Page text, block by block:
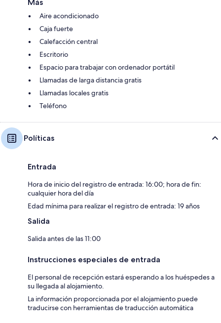
Más
Aire acondicionado
Caja fuerte
Calefacción central
Escritorio
Espacio para trabajar con ordenador portátil
Llamadas de larga distancia gratis
Llamadas locales gratis
Teléfono
Políticas
Entrada
Hora de inicio del registro de entrada: 16:00; hora de fin:
cualquier hora del día
Edad mínima para realizar el registro de entrada: 19 años
Salida
Salida antes de las 11:00
Instrucciones especiales de entrada
El personal de recepción estará esperando a los huéspedes a
su llegada al alojamiento.
La información proporcionada por el alojamiento puede
traducirse con herramientas de traducción automática